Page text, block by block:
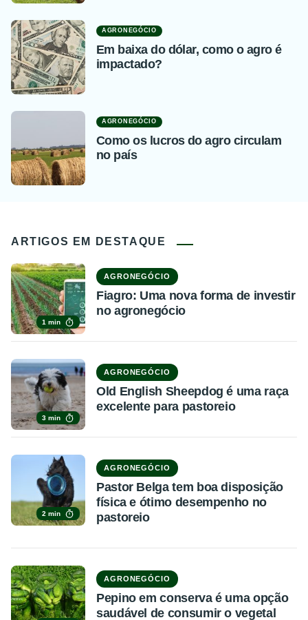
AGRONEGÓCIO
Em baixa do dólar, como o agro é
impactado?
AGRONEGÓCIO
Como os lucros do agro circulam
no país
ARTIGOS EM DESTAQUE
1 min
AGRONEGÓCIO
Fiagro: Uma nova forma de investir
no agronegócio
3 min
AGRONEGÓCIO
Old English Sheepdog é uma raça
excelente para pastoreio
2 min
AGRONEGÓCIO
Pastor Belga tem boa disposição
física e ótimo desempenho no
pastoreio
AGRONEGÓCIO
Pepino em conserva é uma opção
saudável de consumir o vegetal